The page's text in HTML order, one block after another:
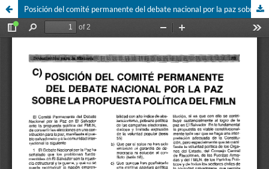
Posición del comité permanente del debate nacional por la paz sobre la propuesta política del FMLN